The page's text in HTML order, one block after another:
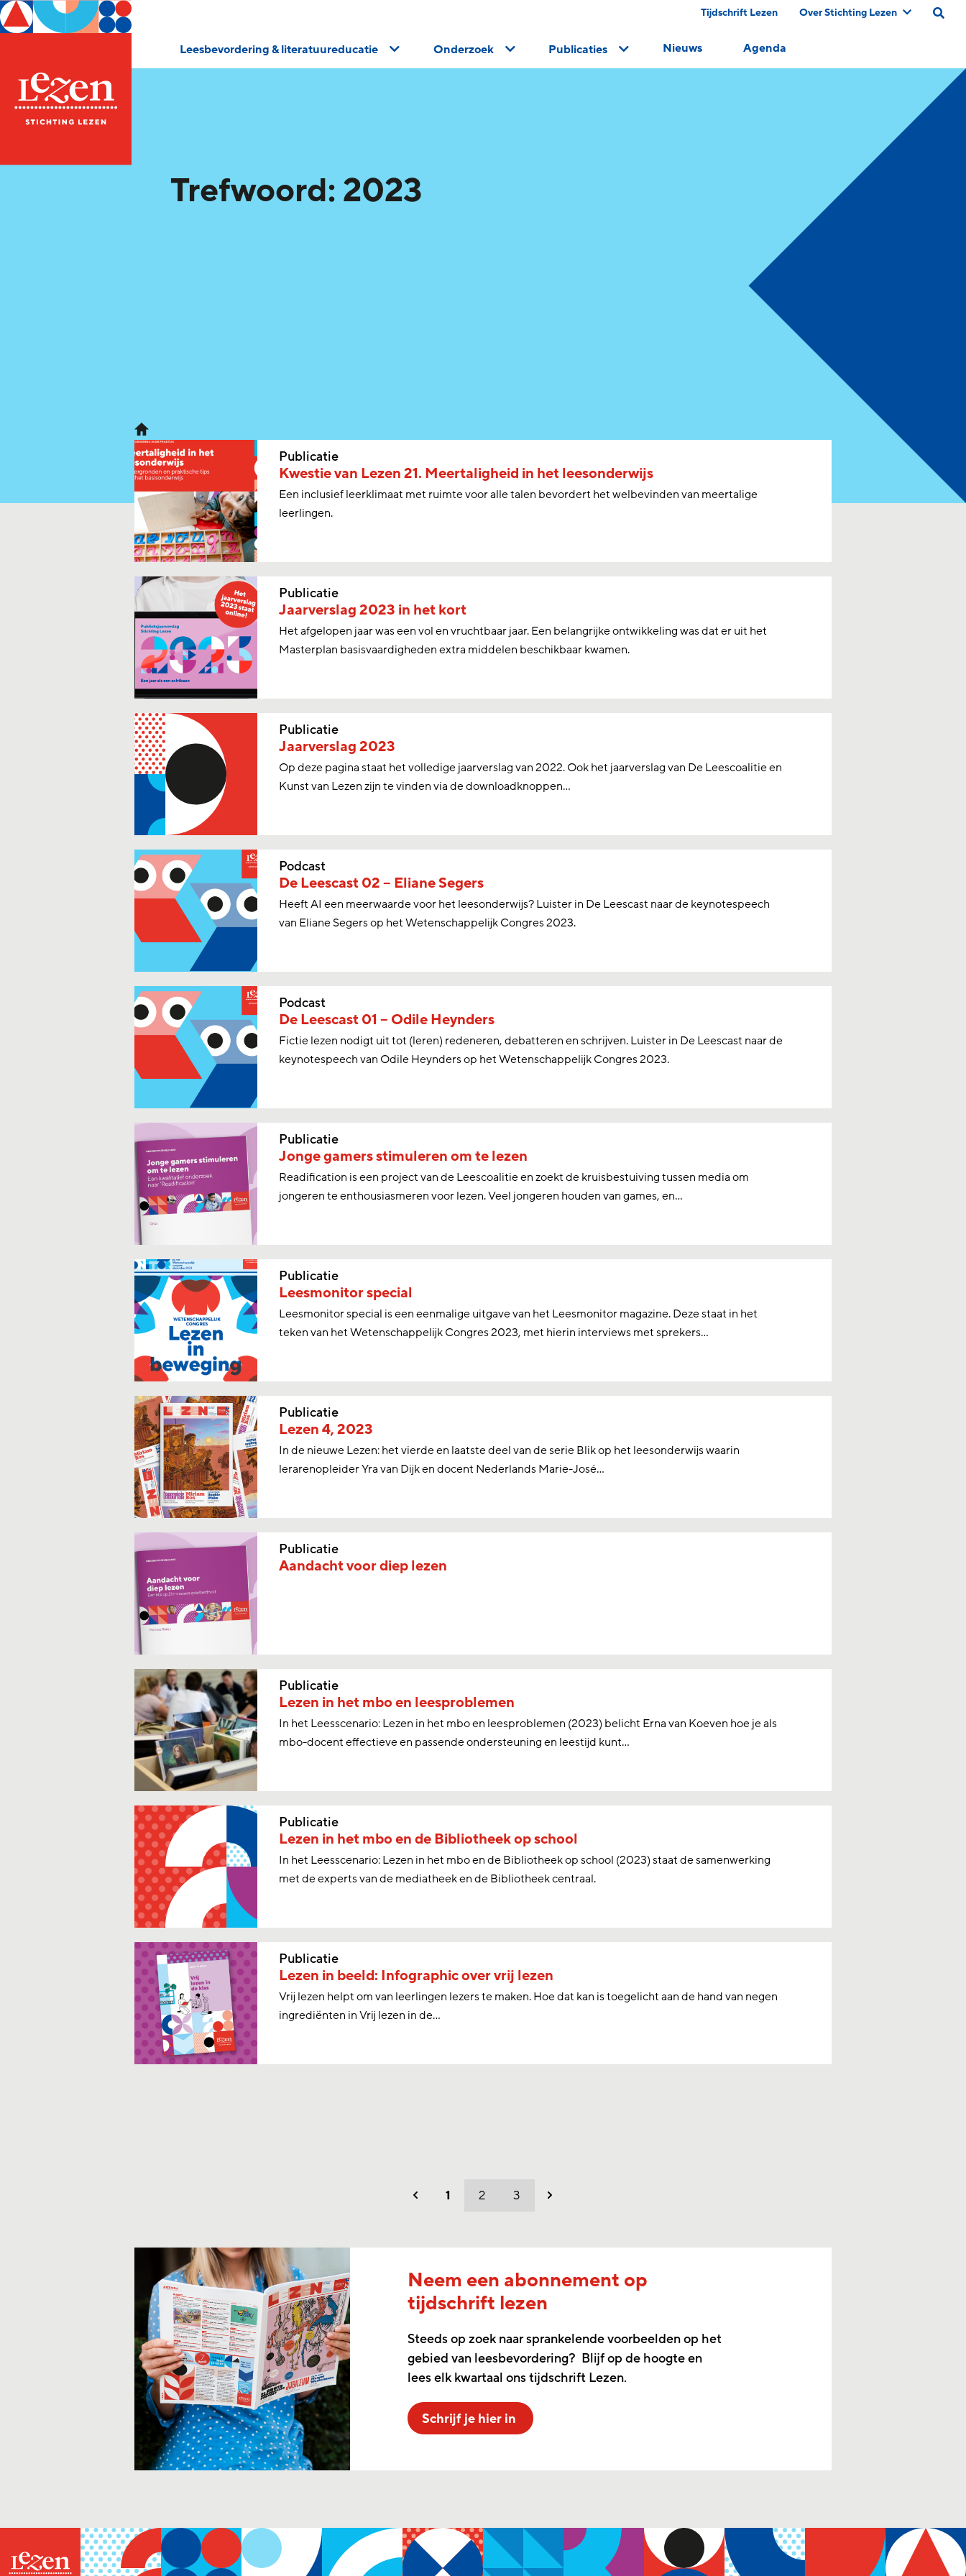
Tijdschrift Lezen Over Stichting Lezen
Leesbevordering & literatuureducatie Onderzoek Publicaties Nieuws Agenda
Trefwoord: 2023
Publicatie
Kwestie van Lezen 21. Meertaligheid in het leesonderwijs
Een inclusief leerklimaat met ruimte voor alle talen bevordert het welbevinden van meertalige
leerlingen.
Publicatie
Jaarverslag 2023 in het kort
Het afgelopen jaar was een vol en vruchtbaar jaar. Een belangrijke ontwikkeling was dat er uit het
Masterplan basisvaardigheden extra middelen beschikbaar kwamen.
Publicatie
Jaarverslag 2023
Op deze pagina staat het volledige jaarverslag van 2022. Ook het jaarverslag van De Leescoalitie en
Kunst van Lezen zijn te vinden via de downloadknoppen...
Podcast
De Leescast 02 – Eliane Segers
Heeft AI een meerwaarde voor het leesonderwijs? Luister in De Leescast naar de keynotespeech
van Eliane Segers op het Wetenschappelijk Congres 2023.
Podcast
De Leescast 01 – Odile Heynders
Fictie lezen nodigt uit tot (leren) redeneren, debatteren en schrijven. Luister in De Leescast naar de
keynotespeech van Odile Heynders op het Wetenschappelijk Congres 2023.
Publicatie
Jonge gamers stimuleren om te lezen
Readification is een project van de Leescoalitie en zoekt de kruisbestuiving tussen media om
jongeren te enthousiasmeren voor lezen. Veel jongeren houden van games, en...
Publicatie
Leesmonitor special
Leesmonitor special is een eenmalige uitgave van het Leesmonitor magazine. Deze staat in het
teken van het Wetenschappelijk Congres 2023, met hierin interviews met sprekers...
Publicatie
Lezen 4, 2023
In de nieuwe Lezen: het vierde en laatste deel van de serie Blik op het leesonderwijs waarin
lerarenopleider Yra van Dijk en docent Nederlands Marie-José...
Publicatie
Aandacht voor diep lezen
Publicatie
Lezen in het mbo en leesproblemen
In het Leesscenario: Lezen in het mbo en leesproblemen (2023) belicht Erna van Koeven hoe je als
mbo-docent effectieve en passende ondersteuning en leestijd kunt...
Publicatie
Lezen in het mbo en de Bibliotheek op school
In het Leesscenario: Lezen in het mbo en de Bibliotheek op school (2023) staat de samenwerking
met de experts van de mediatheek en de Bibliotheek centraal.
Publicatie
Lezen in beeld: Infographic over vrij lezen
Vrij lezen helpt om van leerlingen lezers te maken. Hoe dat kan is toegelicht aan de hand van negen
ingrediënten in Vrij lezen in de...
Vorig 1 2 3 Volgend
Neem een abonnement op
tijdschrift lezen
Steeds op zoek naar sprankelende voorbeelden op het
gebied van leesbevordering? Blijf op de hoogte en
lees elk kwartaal ons tijdschrift Lezen.
Schrijf je hier in